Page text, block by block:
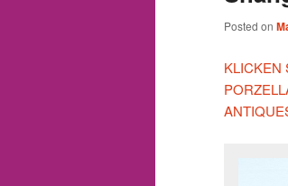
Posted on
KLICKEN